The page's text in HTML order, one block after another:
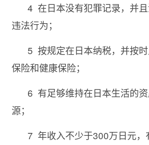
4 在日本没有犯罪记录，并
违法行为；
5 按规定在日本纳税，并按
保险和健康保险；
6 有足够维持在日本生活的
源；
7 年收入不少于300万日元，